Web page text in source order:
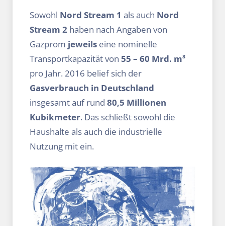
Sowohl Nord Stream 1 als auch Nord
Stream 2 haben nach Angaben von
Gazprom jeweils eine nominelle
Transportkapazität von 55 – 60 Mrd. m³
pro Jahr. 2016 belief sich der
Gasverbrauch in Deutschland
insgesamt auf rund 80,5 Millionen
Kubikmeter. Das schließt sowohl die
Haushalte als auch die industrielle
Nutzung mit ein.